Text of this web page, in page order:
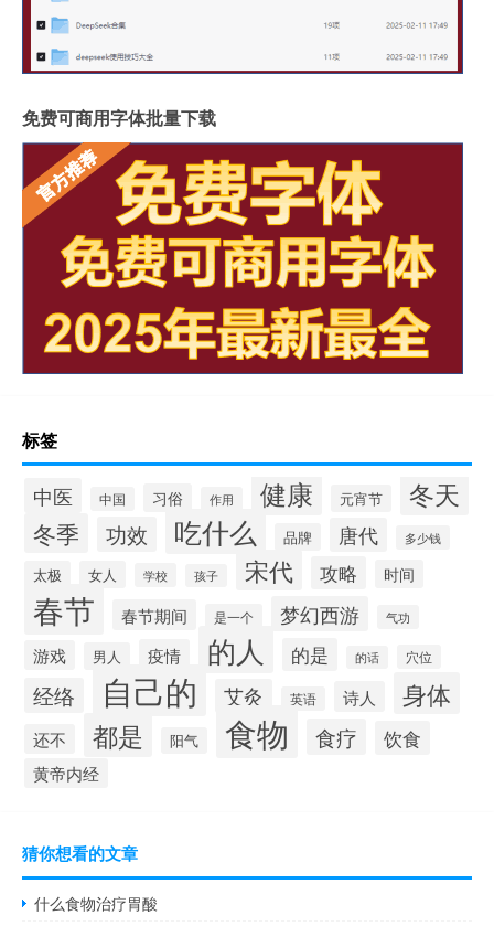
免费可商用字体批量下载
标签
中医 中国 习俗 作用 健康 元宵节 冬天
冬季 功效 吃什么 品牌 唐代 多少钱
太极 女人 学校 孩子 宋代 攻略 时间
春节 春节期间 是一个 梦幻西游 气功
游戏 男人 疫情 的人 的是 的话 穴位
经络 自己的 艾灸 英语 诗人 身体
还不 都是 阳气 食物 食疗 饮食
黄帝内经
猜你想看的文章
什么食物治疗胃酸